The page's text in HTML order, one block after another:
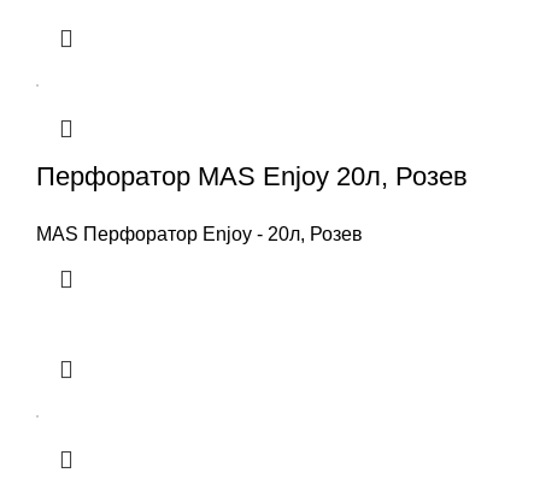
Перфоратор MAS Enjoy 20л, Розев
MAS Перфоратор Enjoy - 20л, Розев